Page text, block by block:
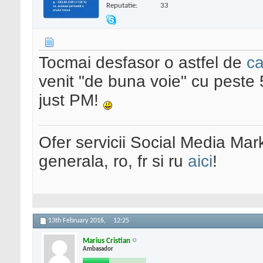
Reputatie: 33
Tocmai desfasor o astfel de
venit "de buna voie" cu peste
just PM!
Ofer servicii Social Media
generala, ro, fr si ru aici!
13th February 2016, 12:25
Marius Cristian
Ambasador